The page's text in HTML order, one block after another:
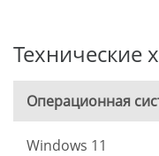
Технические
Операционная
Windows 11